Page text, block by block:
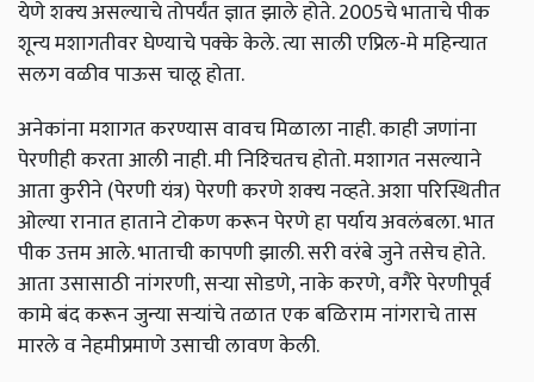
येणे शक्‍य असल्याचे तोपर्यंत ज्ञात झाले होते. 2005चे भाताचे पीक
शून्य मशागतीवर घेण्याचे पक्के केले. त्या साली एप्रिल-मे महिन्यात
सलग वळीव पाऊस चालू होता.
अनेकांना मशागत करण्यास वावच मिळाला नाही. काही जणांना
पेरणीही करता आली नाही. मी निश्‍चितच होतो. मशागत नसल्याने
आता कुरीने (पेरणी यंत्र) पेरणी करणे शक्‍य नव्हते. अशा परिस्थितीत
ओल्या रानात हाताने टोकण करून पेरणे हा पर्याय अवलंबला. भात
पीक उत्तम आले. भाताची कापणी झाली. सरी वरंबे जुने तसेच होते.
आता उसासाठी नांगरणी, सऱ्या सोडणे, नाके करणे, वगैरे पेरणीपूर्व
कामे बंद करून जुन्या सऱ्यांचे तळात एक बळिराम नांगराचे तास
मारले व नेहमीप्रमाणे उसाची लावण केली.